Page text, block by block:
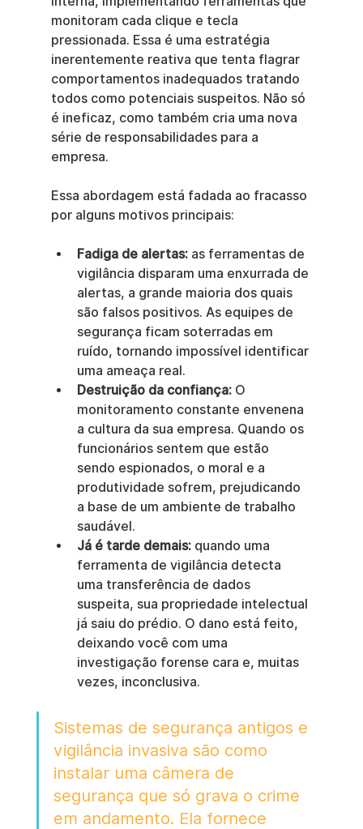
monitoram cada clique e tecla
pressionada. Essa é uma estratégia
inerentemente reativa que tenta flagrar
comportamentos inadequados tratando
todos como potenciais suspeitos. Não só
é ineficaz, como também cria uma nova
série de responsabilidades para a
empresa.
Essa abordagem está fadada ao fracasso
por alguns motivos principais:
Fadiga de alertas: as ferramentas de
vigilância disparam uma enxurrada de
alertas, a grande maioria dos quais
são falsos positivos. As equipes de
segurança ficam soterradas em
ruído, tornando impossível identificar
uma ameaça real.
Destruição da confiança: O
monitoramento constante envenena
a cultura da sua empresa. Quando os
funcionários sentem que estão
sendo espionados, o moral e a
produtividade sofrem, prejudicando
a base de um ambiente de trabalho
saudável.
Já é tarde demais: quando uma
ferramenta de vigilância detecta
uma transferência de dados
suspeita, sua propriedade intelectual
já saiu do prédio. O dano está feito,
deixando você com uma
investigação forense cara e, muitas
vezes, inconclusiva.
Sistemas de segurança antigos e
vigilância invasiva são como
instalar uma câmera de
segurança que só grava o crime
em andamento. Ela fornece